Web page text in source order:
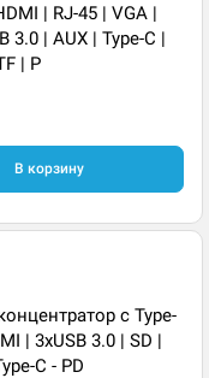
| RJ-45 | VGA |
3.0 | AUX | Type-C |
| P
В корзину
с Type-
| 3xUSB 3.0 | SD |
C - PD